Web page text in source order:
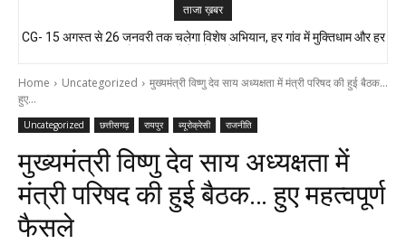
ताजा ख़बर
आजादी के जश्न की तैयारी, लेकिन यहां लोग बूंद-बूंद पानी को तरसे..!! ग्रामीण बोले- अगर
CG- 15 अगस्त से 26 जनवरी तक चलेगा विशेष अभियान, हर गांव में मुक्तिधाम और हर
Home Uncategorized
मुख्यमंत्री विष्णु देव साय अध्यक्षता में मंत्री परिषद की हुई बैठक...
हुए...
Uncategorized छत्तीसगढ़ रायपुर ब्यूरोक्रेसी राजनीति
मुख्यमंत्री विष्णु देव साय अध्यक्षता में
मंत्री परिषद की हुई बैठक… हुए महत्वपूर्ण
फैसले